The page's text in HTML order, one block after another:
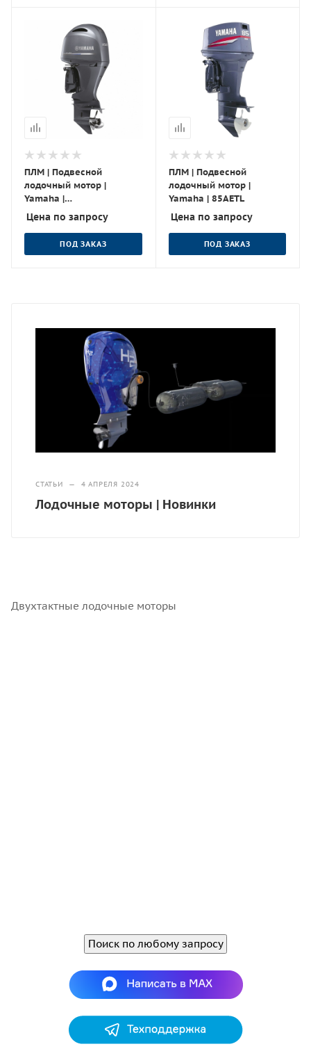
ПЛМ | Подвесной
лодочный мотор |
Yamaha |
F150FETX/FL150FETX
Цена по запросу
ПОД ЗАКАЗ
ПЛМ | Подвесной
лодочный мотор |
Yamaha | 85AETL
Цена по запросу
ПОД ЗАКАЗ
СТАТЬИ — 4 АПРЕЛЯ 2024
Лодочные моторы | Новинки
Двухтактные лодочные моторы
Поиск по любому запросу